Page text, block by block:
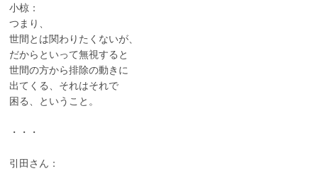
小椋：
つまり、
世間とは関わりたくないが、
だからといって無視すると
世間の方から排除の動きに
出てくる、それはそれで
困る、ということ。
・・・
引田さん：